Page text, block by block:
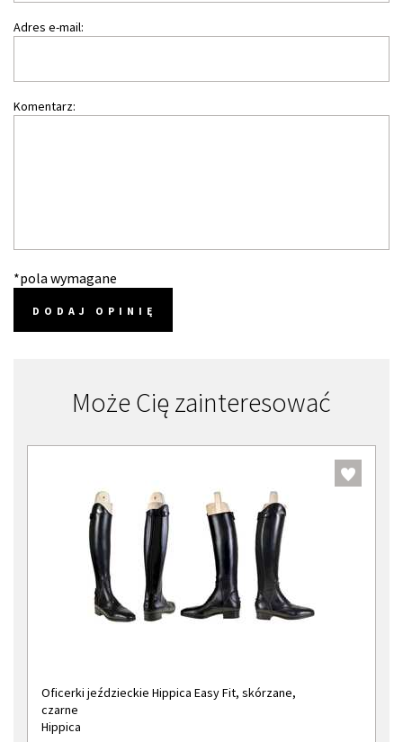
Adres e-mail:
Komentarz:
*pola wymagane
DODAJ OPINIĘ
Może Cię zainteresować
Oficerki jeździeckie Hippica Easy Fit, skórzane,
czarne
Hippica